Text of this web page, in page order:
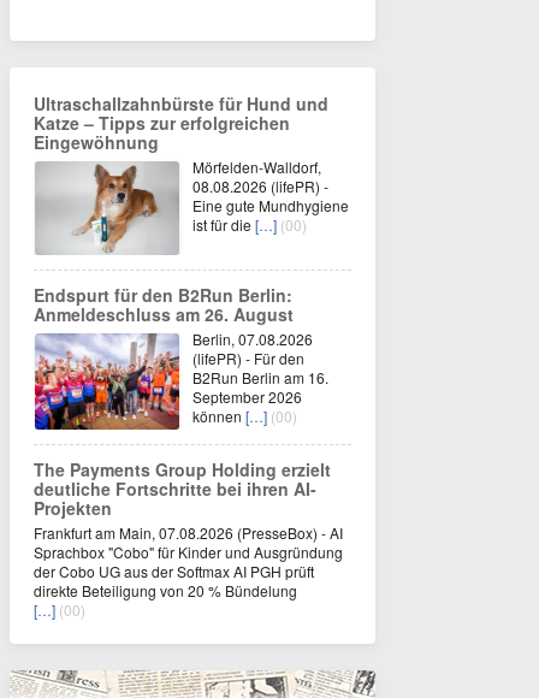
Ultraschallzahnbürste für Hund und
Katze – Tipps zur erfolgreichen
Eingewöhnung
Mörfelden-Walldorf,
08.08.2026 (lifePR) -
Eine gute Mundhygiene
ist für die […] (00)
Endspurt für den B2Run Berlin:
Anmeldeschluss am 26. August
Berlin, 07.08.2026
(lifePR) - Für den
B2Run Berlin am 16.
September 2026
können […] (00)
The Payments Group Holding erzielt
deutliche Fortschritte bei ihren AI-
Projekten
Frankfurt am Main, 07.08.2026 (PresseBox) - AI
Sprachbox "Cobo" für Kinder und Ausgründung
der Cobo UG aus der Softmax AI PGH prüft
direkte Beteiligung von 20 % Bündelung
[…] (00)